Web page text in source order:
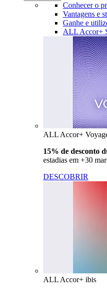
Conhecer o
Vantagens e
Ganhe e
ALL Accor+
ALL Accor+
15% de desconto
estadias em +30
DESCOBRIR
ALL Accor+ ibis